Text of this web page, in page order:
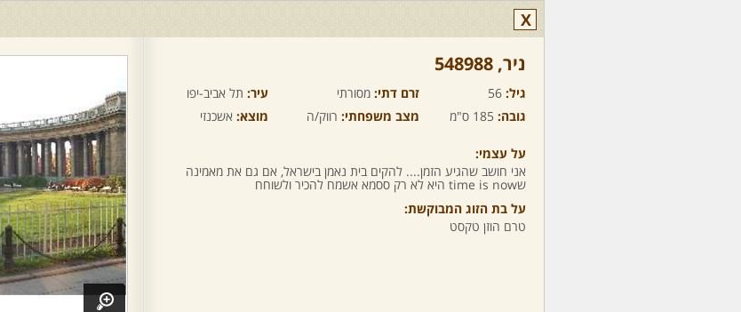
X
ניר,‏ 548988
גיל: 56 זרם דתי: מסורתי עיר: תל אביב-יפו
גובה: 185 ס"מ מצב משפחתי: רווק/ה מוצא: אשכנזי
על עצמי:
אני חושב שהגיע הזמן.... להקים בית נאמן בישראל, אם גם את מאמינה
שtime is now היא לא רק ססמא אשמח להכיר ולשוחח
על בת הזוג המבוקשת:
טרם הוזן טקסט